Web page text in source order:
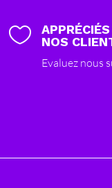

NOS
Evaluez nous